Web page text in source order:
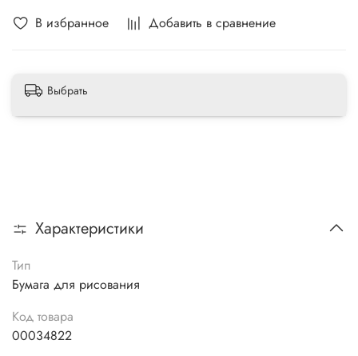
В избранное Добавить в сравнение
Выбрать
Характеристики
Тип
Бумага для рисования
Код товара
00034822